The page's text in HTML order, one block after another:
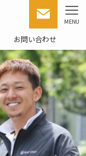
MENU
お問い合わせ